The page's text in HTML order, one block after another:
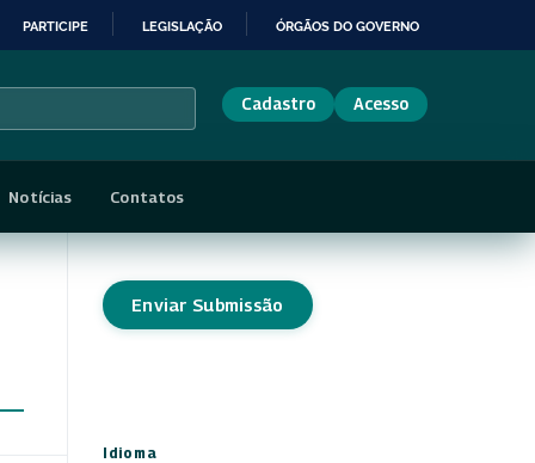
PARTICIPE LEGISLAÇÃO ÓRGÃOS DO GOVERNO
Cadastro Acesso
Notícias Contatos
Enviar Submissão
Idioma